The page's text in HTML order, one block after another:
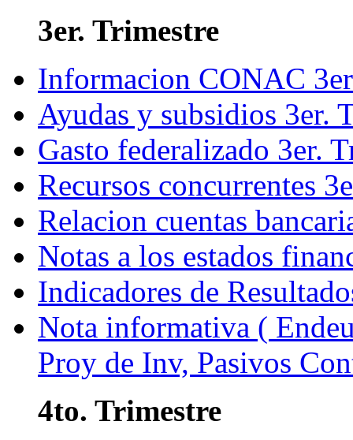
3er. Trimestre
Informacion CONAC
Ayudas y subsidios 3er.
Gasto federalizado 3er.
Recursos concurrentes
Relacion cuentas
Notas a los estados
Indicadores de
Nota informativa (
Proy de Inv, Pasivos
4to. Trimestre